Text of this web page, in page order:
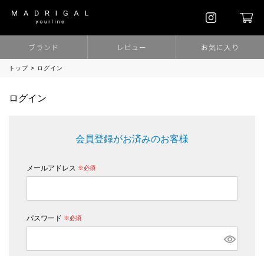
ブランド レビュー お気に入り
トップ ログイン
ログイン
会員登録がお済みのお客様
メールアドレス
(必須)
パスワード
(必須)